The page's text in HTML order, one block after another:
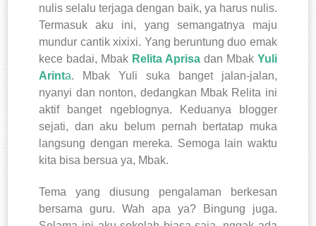
nulis selalu terjaga dengan baik, ya harus nulis.
Termasuk aku ini, yang semangatnya maju
mundur cantik xixixi. Yang beruntung duo emak
kece badai, Mbak Relita Aprisa dan Mbak Yuli
Arinta. Mbak Yuli suka banget jalan-jalan,
nyanyi dan nonton, dedangkan Mbak Relita ini
aktif banget ngeblognya. Keduanya blogger
sejati, dan aku belum pernah bertatap muka
langsung dengan mereka. Semoga lain waktu
kita bisa bersua ya, Mbak.
Tema yang diusung pengalaman berkesan
bersama guru. Wah apa ya? Bingung juga.